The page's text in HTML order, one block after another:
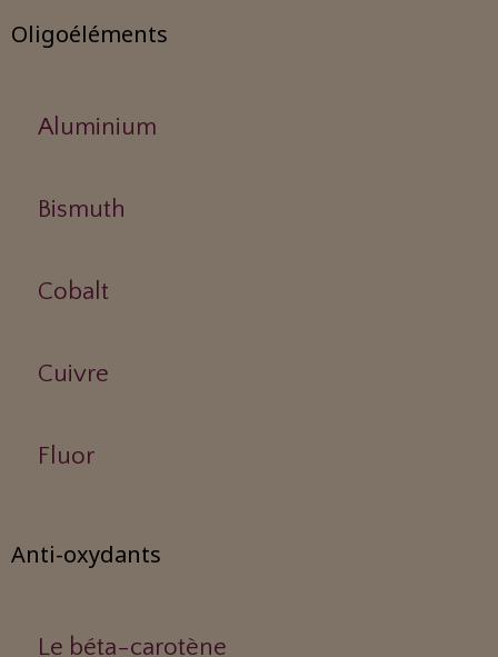
Oligoéléments
Aluminium
Bismuth
Cobalt
Cuivre
Fluor
Anti-oxydants
Le béta-carotène